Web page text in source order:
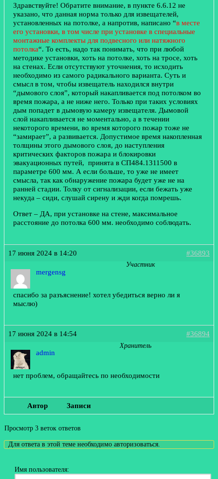
Здравствуйте! Обратите внимание, в пункте 6.6.12 не
указано, что данная норма только для извещателей,
установленных на потолке, а напротив, написано “в месте
его установки, в том числе при установке в специальные
монтажные комплекты для подвесного или натяжного
потолка“. То есть, надо так понимать, что при любой
методике установки, хоть на потолке, хоть на тросе, хоть
на стенах. Если отсутствуют уточнения, то исходить
необходимо из самого радикального варианта. Суть и
смысл в том, чтобы извещатель находился внутри
“дымового слоя”, который накапливается под потолком во
время пожара, а не ниже него. Только при таких условиях
дым попадет в дымовую камеру извещателя. Дымовой
слой накапливается не моментально, а в течении
некоторого времени, во время которого пожар тоже не
“замирает”, а развивается. Допустимое время накопленная
толщины этого дымового слоя, до наступления
критических факторов пожара и блокировки
эвакуационных путей, принята в СП484.1311500 в
параметре 600 мм. А если больше, то уже не имеет
смысла, так как обнаружение пожара будет уже не на
ранней стадии. Толку от сигнализации, если бежать уже
некуда – сиди, слушай сирену и жди когда помрешь.
Ответ – ДА, при установке на стене, максимальное
расстояние до потолка 600 мм. необходимо соблюдать.
17 июня 2024 в 14:20 #36893
mergensg
Участник
спасибо за разъяснение! хотел убедиться верно ли я
мыслю)
17 июня 2024 в 14:54 #36894
admin
Хранитель
нет проблем, обращайтесь по необходимости
Автор Записи
Просмотр 3 веток ответов
Для ответа в этой теме необходимо авторизоваться.
Имя пользователя: